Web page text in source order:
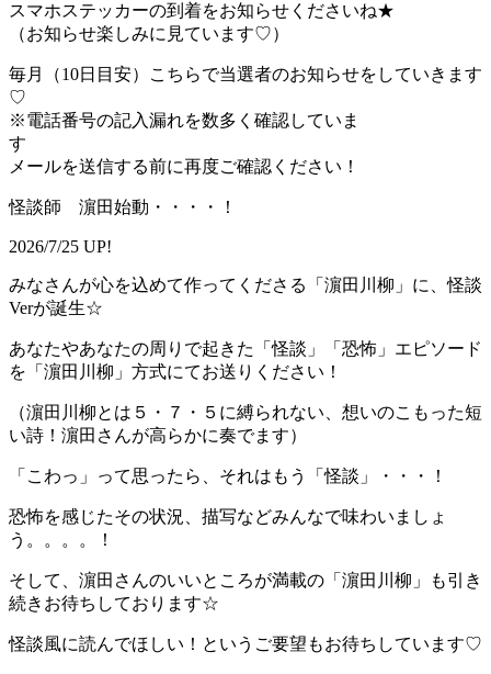
スマホステッカーの到着をお知らせくださいね★
（お知らせ楽しみに見ています♡）
毎月（10日目安）こちらで当選者のお知らせをしていきます
♡
※電話番号の記入漏れを数多く確認していま
メールを送信する前に再度ご確認ください！
怪談師 濵田始動・・・・！
2026/7/25 UP!
みなさんが心を込めて作ってくださる「濵田川柳」に、怪談
Verが誕生☆
あなたやあなたの周りで起きた「怪談」「恐怖」エピソード
を「濵田川柳」方式にてお送りください！
（濵田川柳とは５・７・５に縛られない、想いのこもった短
い詩！濵田さんが高らかに奏でます）
「こわっ」って思ったら、それはもう「怪談」・・・！
恐怖を感じたその状況、描写などみんなで味わいましょ
う。。。。！
そして、濵田さんのいいところが満載の「濵田川柳」も引き
続きお待ちしております☆
怪談風に読んでほしい！というご要望もお待ちしています♡